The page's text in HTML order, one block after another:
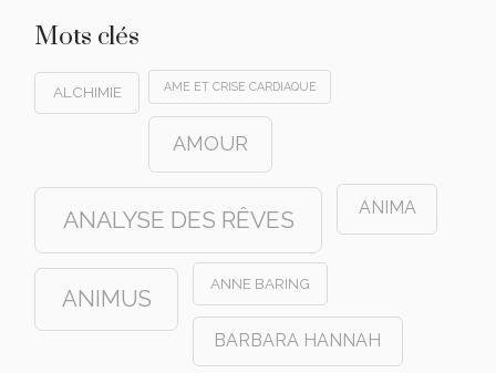
Mots clés
ALCHIMIE AME ET CRISE CARDIAQUE
AMOUR
ANALYSE DES RÊVES ANIMA
ANIMUS
ANNE BARING
BARBARA HANNAH